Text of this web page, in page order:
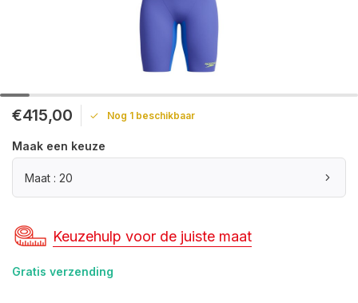
€415,00 Nog 1 beschikbaar
Maak een keuze
Maat : 20
Keuzehulp voor de juiste maat
Gratis verzending